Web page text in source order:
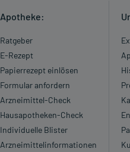
Apotheke:
Ratgeber
E-Rezept
Papierrezept einlösen
Formular anfordern
Arzneimittel-Check
Hausapotheken-Check
Individuelle Blister
Arzneimittelinformationen